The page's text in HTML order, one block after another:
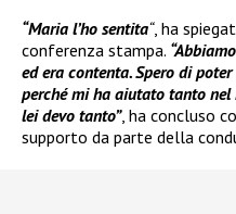
“Maria l’ho sentita“, ha
conferenza stampa.
ed era contenta. Spero di
perché mi ha aiutato tanto nel
lei devo tanto”, ha concluso
supporto da parte della